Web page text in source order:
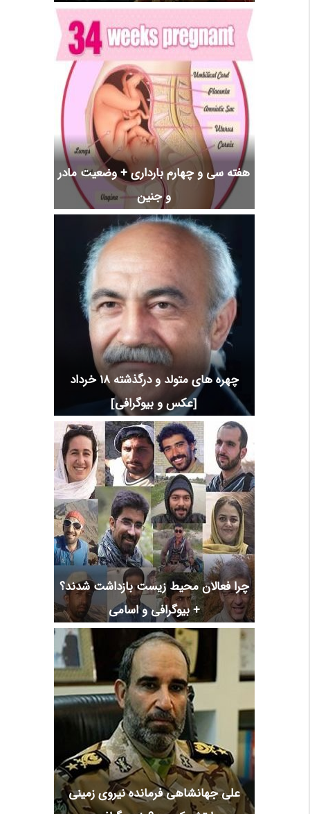
هفته سی و چهارم بارداری + وضعیت مادر
و جنین
چهره های متولد و درگذشته 18 خرداد
[عکس و بیوگرافی]
چرا فعالان محیط زیست بازداشت شدند؟
+ بیوگرافی و اسامی
علی جهانشاهی فرمانده نیروی زمینی